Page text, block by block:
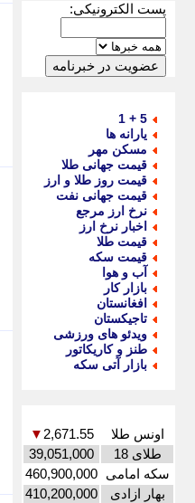
پست الکترونیکی:
5 + 1
یارانه ها
مسکن مهر
قیمت جهانی طلا
قیمت روز طلا و ارز
قیمت جهانی نفت
نرخ ارز مرجع
اخبار نرخ ارز
قیمت طلا
قیمت سکه
آب و هوا
بازار کار
افغانستان
تاجیکستان
ویدئو های ورزشی
طنز و کاریکاتور
بازار آتی سکه
اونس طلا 2,671.55
▼
طلای 18
39,051,000
سکه امامی 460,900,000
بهار ازادی
410,200,000